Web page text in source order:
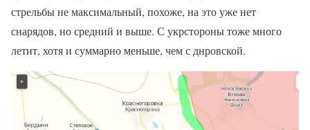
стрельбы не максимальный, похоже, на это уже нет
снарядов, но средний и выше. С укрстороны тоже много
летит, хотя и суммарно меньше, чем с днровской.